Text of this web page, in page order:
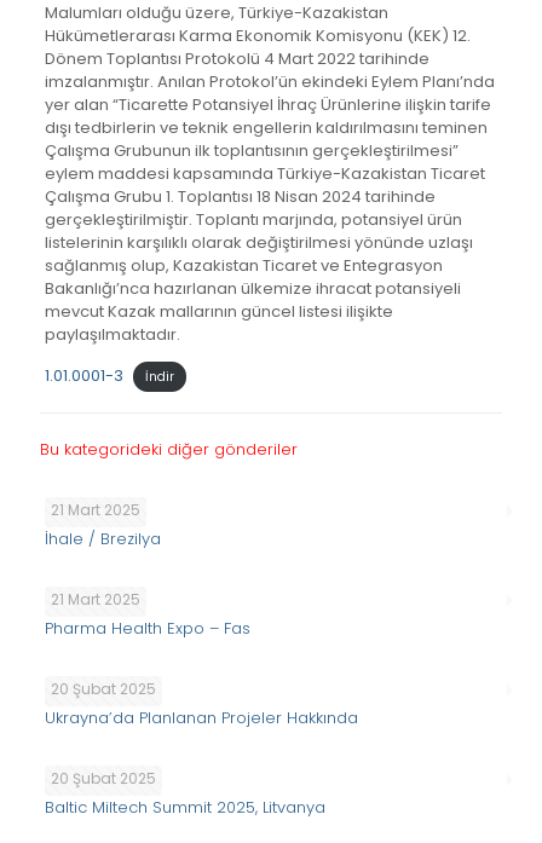
Malumları olduğu üzere, Türkiye-Kazakistan
Hükümetlerarası Karma Ekonomik Komisyonu (KEK) 12.
Dönem Toplantısı Protokolü 4 Mart 2022 tarihinde
imzalanmıştır. Anılan Protokol’ün ekindeki Eylem Planı’nda
yer alan “Ticarette Potansiyel İhraç Ürünlerine ilişkin tarife
dışı tedbirlerin ve teknik engellerin kaldırılmasını teminen
Çalışma Grubunun ilk toplantısının gerçekleştirilmesi”
eylem maddesi kapsamında Türkiye-Kazakistan Ticaret
Çalışma Grubu 1. Toplantısı 18 Nisan 2024 tarihinde
gerçekleştirilmiştir. Toplantı marjında, potansiyel ürün
listelerinin karşılıklı olarak değiştirilmesi yönünde uzlaşı
sağlanmış olup, Kazakistan Ticaret ve Entegrasyon
Bakanlığı’nca hazırlanan ülkemize ihracat potansiyeli
mevcut Kazak mallarının güncel listesi ilişikte
paylaşılmaktadır.
1.01.0001-3
İndir
Bu kategorideki diğer gönderiler
21 Mart 2025
İhale / Brezilya
21 Mart 2025
Pharma Health Expo – Fas
20 Şubat 2025
Ukrayna’da Planlanan Projeler Hakkında
20 Şubat 2025
Baltic Miltech Summit 2025, Litvanya